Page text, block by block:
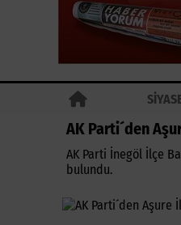
AK Parti´den
AK Parti İnegöl İlçe
bulundu.